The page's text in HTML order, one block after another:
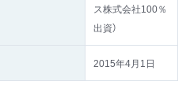
ス株式会社100％
出資）
2015年4月1日